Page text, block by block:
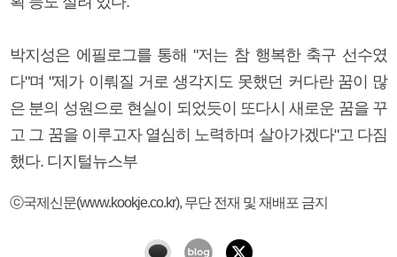
박지성은 에필로그를 통해 "저는 참 행복한 축구 선수였
다"며 "제가 이뤄질 거로 생각지도 못했던 커다란 꿈이 많
은 분의 성원으로 현실이 되었듯이 또다시 새로운 꿈을 꾸
고 그 꿈을 이루고자 열심히 노력하며 살아가겠다"고 다짐
했다. 디지털뉴스부
ⓒ국제신문(www.kookje.co.kr), 무단 전재 및 재배포 금지